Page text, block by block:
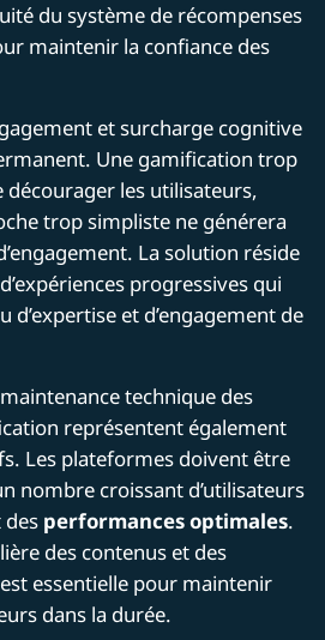
du système de récompenses
maintenir la confiance des
et surcharge cognitive
Une gamification trop
décourager les utilisateurs,
trop simpliste ne générera
La solution réside
progressives qui
d’expertise et d’engagement de
technique des
représentent également
Les plateformes doivent être
nombre croissant d’utilisateurs
performances optimales.
des contenus et des
essentielle pour maintenir
dans la durée.